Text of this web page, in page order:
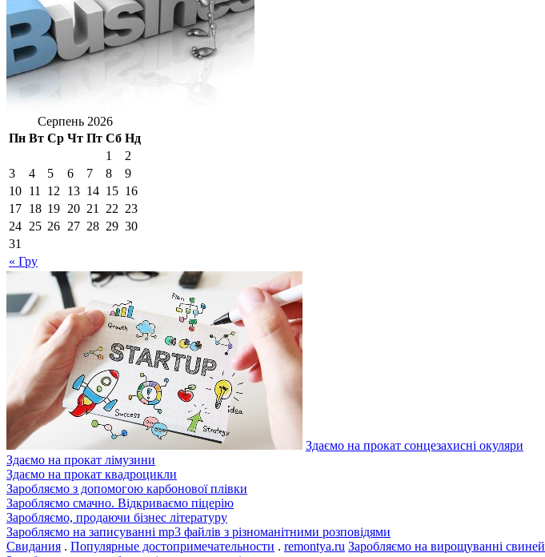
Серпень 2026
Пн Вт Ср Чт Пт Сб Нд
« Гру
1
2
3
4 5 6 7 8
9
10 11 12 13 14 15 16
17 18 19 20 21 22 23
24 25 26 27 28 29 30
31
Здаємо на прокат сонцезахисні окуляри
Здаємо на прокат лімузини
Здаємо на прокат квадроцикли
Заробляємо з допомогою карбонової плівки
Заробляємо смачно. Відкриваємо піцерію
Заробляємо, продаючи бізнес літературу
Заробляємо на записуванні mp3 файлів з різноманітними розповідями
Свидания . Популярные достопримечательности . remontya.ru Заробляємо на вирощуванні свиней